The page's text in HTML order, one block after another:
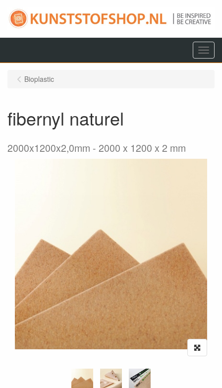
Menu
Bioplastic
fibernyl naturel
2000x1200x2,0mm 2000 x 1200 x 2 mm